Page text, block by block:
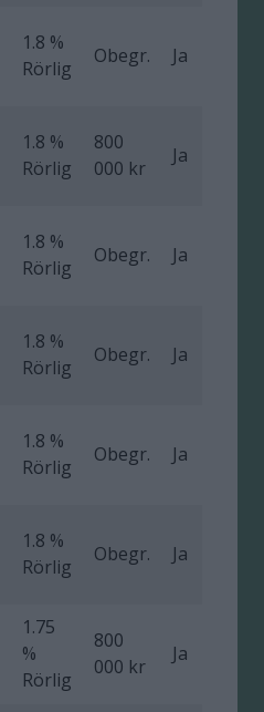
1.8 %
Rörlig
Obegr. Ja
1.8 %
Rörlig
800
000 kr
Ja
1.8 %
Rörlig
Obegr. Ja
1.8 %
Rörlig
Obegr. Ja
1.8 %
Rörlig
Obegr. Ja
1.8 %
Rörlig
Obegr. Ja
1.75
%
Rörlig
800
000 kr
Ja